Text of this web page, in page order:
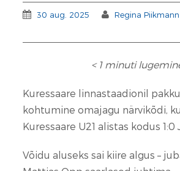
30 aug. 2025 Regina Piikmann
< 1 minuti
Kuressaare linnastaadionil
kohtumine omajagu närvikõdi,
Kuressaare U21 alistas kodus 1:0
Võidu aluseks sai kiire algus –